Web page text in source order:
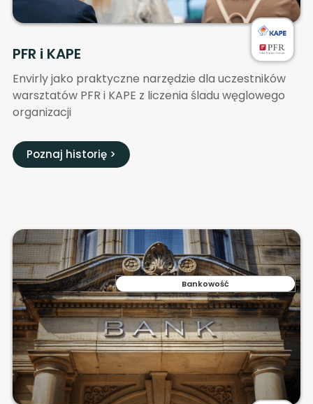
PFR i KAPE
Envirly jako praktyczne narzędzie dla uczestników
warsztatów PFR i KAPE z liczenia śladu węglowego
organizacji
Poznaj historię >
Bankowość